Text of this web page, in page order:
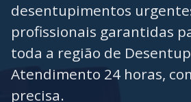
desentupimentos
profissionais garantidas
toda a região de
Atendimento 24 horas,
precisa.